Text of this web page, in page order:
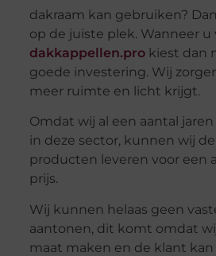
dakraam kan gebruiken?
op de juiste plek. Wanneer u
dakkappellen.prokiest dan
goede investering. Wij
meer ruimte en licht krijgt.
Omdat wij al een aantal
in deze sector, kunnen wij
producten leveren voor een
prijs.
Wij kunnen helaas geen
aantonen, dit komt omdat
maat maken en de klant